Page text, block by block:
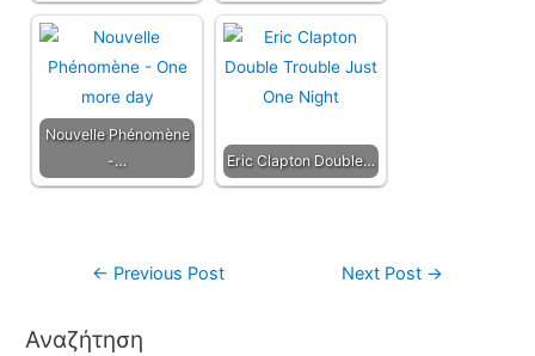
Nouvelle Phénomène
-…
Eric Clapton Double…
← Previous Post Next Post →
Αναζήτηση